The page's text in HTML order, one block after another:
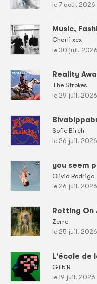
le 7 août 2026
Music,
Charli xcx
le 30 juil. 2026
Reality
The Strokes
le 29 juil. 2026
Sofie Birch
le 26 juil. 2026
you seem
Olivia Rodrigo
le 26 juil. 2026
Rotting On
Zerre
le 25 juil. 2026
L'école de
Gilb'R
le 19 juil. 2026